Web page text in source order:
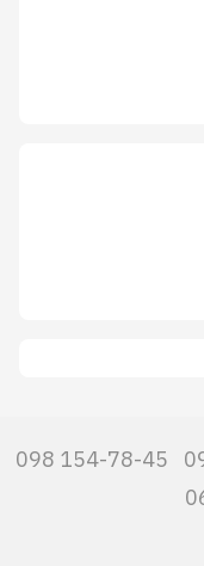
098 154-78-45